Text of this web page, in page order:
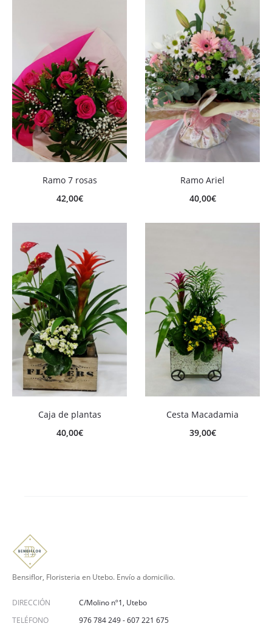
Ramo 7 rosas
42,00€
Ramo Ariel
40,00€
Caja de plantas
40,00€
Cesta Macadamia
39,00€
Bensiflor, Floristeria en Utebo. Envío a domicilio.
DIRECCIÓN
C/Molino nº1, Utebo
TELÉFONO
976 784 249-607 221 675